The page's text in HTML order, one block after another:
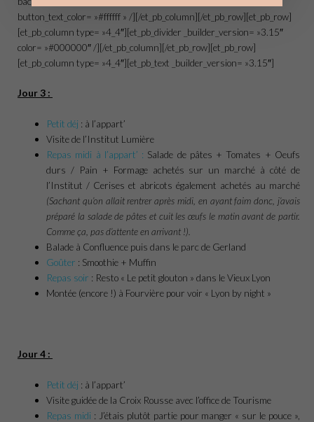
button_text_color= »#ffffff » /][/et_pb_column][/et_pb_row][et_pb_row]
[et_pb_column type= »4_4″][et_pb_divider _builder_version= »3.15″
color= »#000000″ /][/et_pb_column][/et_pb_row][et_pb_row]
[et_pb_column type= »4_4″][et_pb_text _builder_version= »3.15″]
Jour 3 :
Petit déj : à l’appart’
Visite de l’Institut Lumière
Repas midi à l’appart’ : Salade de pâtes + Tomates + Oeufs
durs / Pain + Formage achetés sur un marché à côté de
l’Institut / Cerises et abricots également achetés au marché
(Sachant qu’on allait rentrer après midi, en ayant faim donc, j’avais
préparé la salade de pâtes et cuit lesœufs le matin avant de partir.
Comme ça, pas d’attente en arrivant !).
Balade à Confluence puis dans le parc de Gerland
Goûter : Smoothie + Muffin
Repas soir : Resto « Le petit glouton » dans le Vieux Lyon
Montée (encore !) à Fourvière pour voir « Lyon by night »
Jour 4 :
Petit déj : à l’appart’
Visite guidée de la Croix Rousse avec l’office de Tourisme
Repas midi : J’étais plutôt partie pour manger « sur le pouce »,